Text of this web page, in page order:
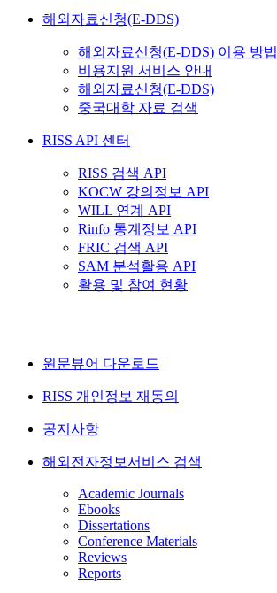
해외자료신청(E-DDS)
해외자료신청(E-DDS) 이용 방법
비용지원 서비스 안내
해외자료신청(E-DDS)
중국대학 자료 검색
RISS API 센터
RISS 검색 API
KOCW 강의정보 API
WILL 연계 API
Rinfo 통계정보 API
FRIC 검색 API
SAM 분석활용 API
활용 및 참여 현황
원문뷰어 다운로드
RISS 개인정보 재동의
공지사항
해외전자정보서비스 검색
Academic Journals
Ebooks
Dissertations
Conference Materials
Reviews
Reports